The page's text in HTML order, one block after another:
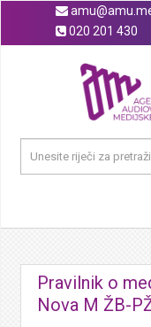
020 201 430
Pravilnik o
Nova M ŽB-